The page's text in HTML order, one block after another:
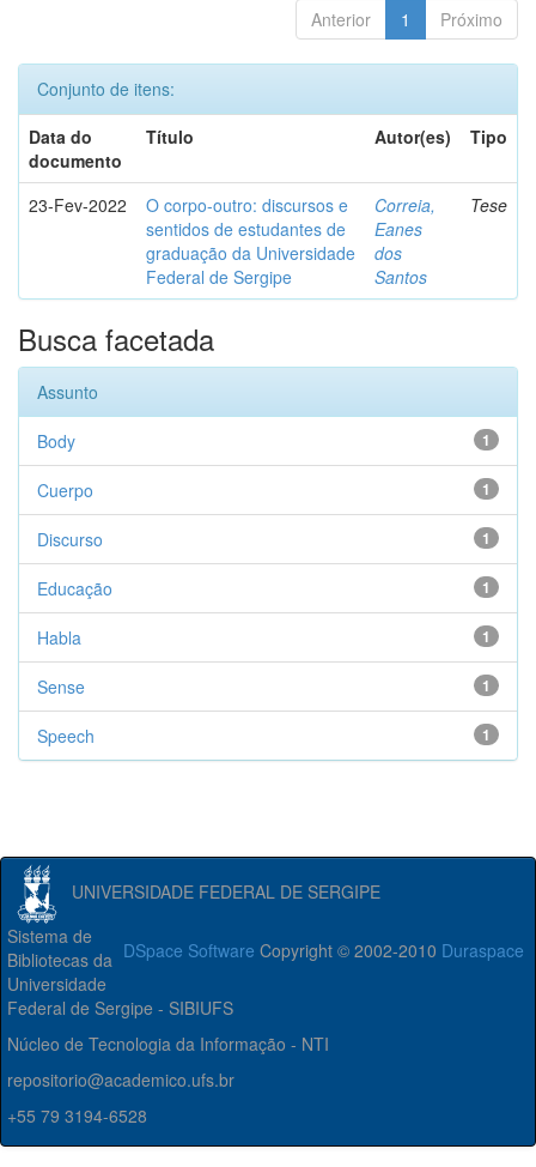
Anterior 1 Próximo
Conjunto de itens:
Data do
documento
Título Autor(es) Tipo
23-Fev-2022
O corpo-outro: discursos e
sentidos de estudantes de
graduação da Universidade
Federal de Sergipe
Correia,
Eanes
dos
Santos
Tese
Busca facetada
Assunto
1
Body
1
Cuerpo
1
Discurso
1
Educação
1
Habla
1
Sense
1
Speech
UNIVERSIDADE FEDERAL DE SERGIPE
DSpace Software Copyright © 2002-2010 Duraspace
Sistema de
Bibliotecas da
Universidade
Federal de Sergipe - SIBIUFS
Núcleo de Tecnologia da Informação - NTI
repositorio@academico.ufs.br
+55 79 3194-6528